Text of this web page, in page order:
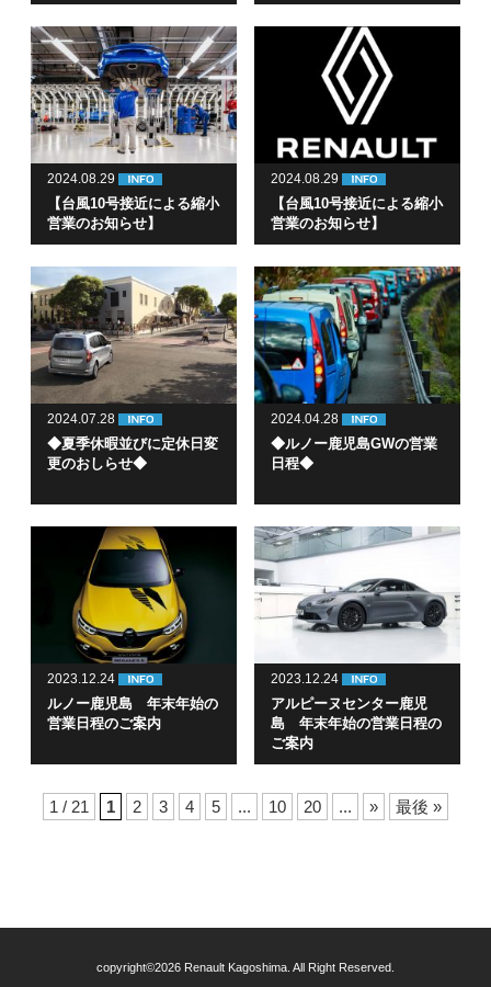
2024.08.29
【台風10号接近による縮小
営業のお知らせ】
2024.08.29
【台風10号接近による縮小
営業のお知らせ】
2024.07.28
◆夏季休暇並びに定休日変
更のおしらせ◆
2024.04.28
◆ルノー鹿児島GWの営業
日程◆
2023.12.24
ルノー鹿児島 年末年始の
営業日程のご案内
2023.12.24
アルピーヌセンター鹿児
島 年末年始の営業日程の
ご案内
1 / 21 1 2 3 4 5 ... 10 20 ... » 最後 »
copyright©2026 Renault Kagoshima. All Right Reserved.